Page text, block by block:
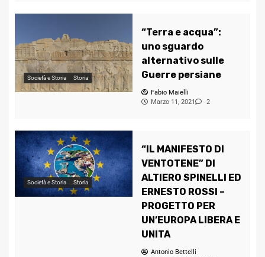
Società e Storia Storia
“Terra e acqua”:
uno sguardo
alternativo sulle
Guerre persiane
Fabio Maielli
Marzo 11, 2021
2
Società e Storia Storia
“IL MANIFESTO DI
VENTOTENE” DI
ALTIERO SPINELLI ED
ERNESTO ROSSI –
PROGETTO PER
UN’EUROPA LIBERA E
UNITA
Antonio Bettelli